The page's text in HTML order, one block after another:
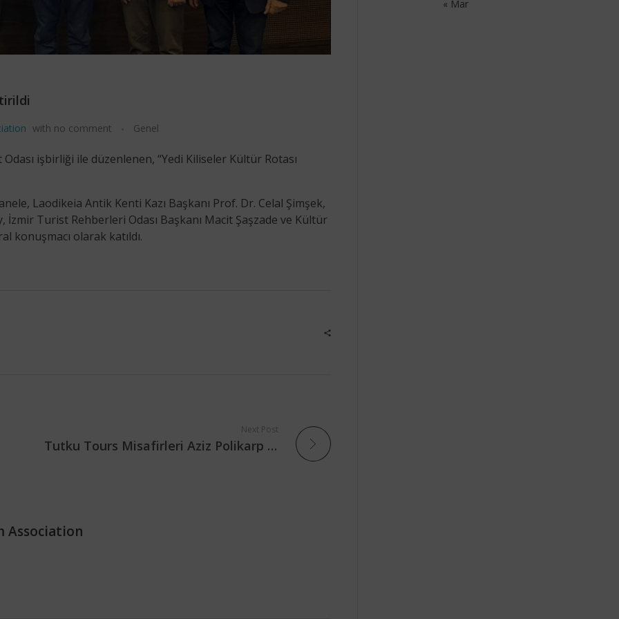
with no comment Genel
işbirliği ile düzenlenen, “Yedi Kiliseler Kültür Rotası
Laodikeia Antik Kenti Kazı Başkanı Prof. Dr. Celal Şimşek,
İzmir Turist Rehberleri Odası Başkanı Macit Şaşzade ve Kültür
konuşmacı olarak katıldı.
Next Post
Tutku Tours Misafirleri Aziz Polikarp Anıt Parkı’nı Ziyaret Etti
Association
« Mar